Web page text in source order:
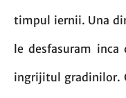
timpul iernii. Una
le desfasuram
ingrijitul gradinilor.